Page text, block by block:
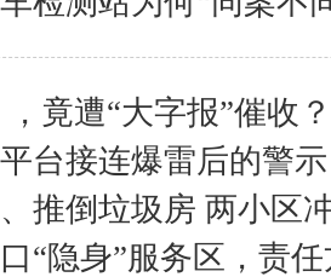
竟遭“大字报”催收？
台接连爆雷后的警示
推倒垃圾房 两小区
“隐身”服务区，责任